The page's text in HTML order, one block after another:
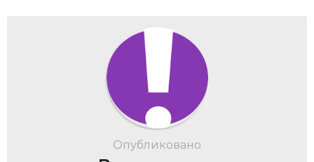
Опубликовано